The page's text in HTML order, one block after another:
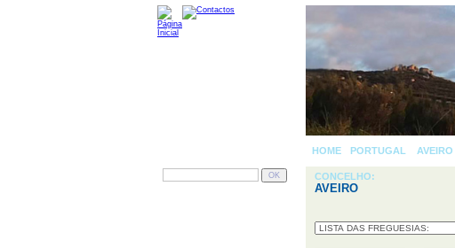
HOME PORTUGAL AVEIRO
CONCELHO:
AVEIRO